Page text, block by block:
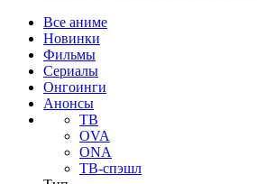
Все аниме
Новинки
Фильмы
Сериалы
Онгоинги
Анонсы
ТВ
OVA
ONA
ТВ-спэшл